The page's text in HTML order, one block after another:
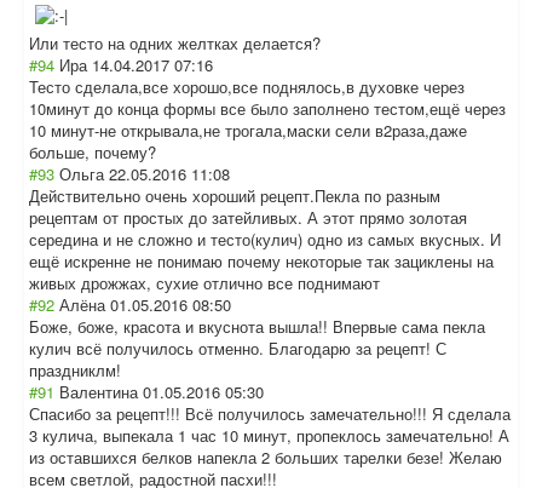
Или тесто на одних желтках делается?
#94 Ира 14.04.2017 07:16
Тесто сделала,все хорошо,все поднялось,в духовке через
10минут до конца формы все было заполнено тестом,ещё через
10 минут-не открывала,не трогала,маски сели в2раза,даже
больше, почему?
#93 Ольга 22.05.2016 11:08
Действительно очень хороший рецепт.Пекла по разным
рецептам от простых до затейливых. А этот прямо золотая
середина и не сложно и тесто(кулич) одно из самых вкусных. И
ещё искренне не понимаю почему некоторые так зациклены на
живых дрожжах, сухие отлично все поднимают
#92 Алёна 01.05.2016 08:50
Боже, боже, красота и вкуснота вышла!! Впервые сама пекла
кулич всё получилось отменно. Благодарю за рецепт! С
праздниклм!
#91 Валентина 01.05.2016 05:30
Спасибо за рецепт!!! Всё получилось замечательно!!! Я сделала
3 кулича, выпекала 1 час 10 минут, пропеклось замечательно! А
из оставшихся белков напекла 2 больших тарелки безе! Желаю
всем светлой, радостной пасхи!!!